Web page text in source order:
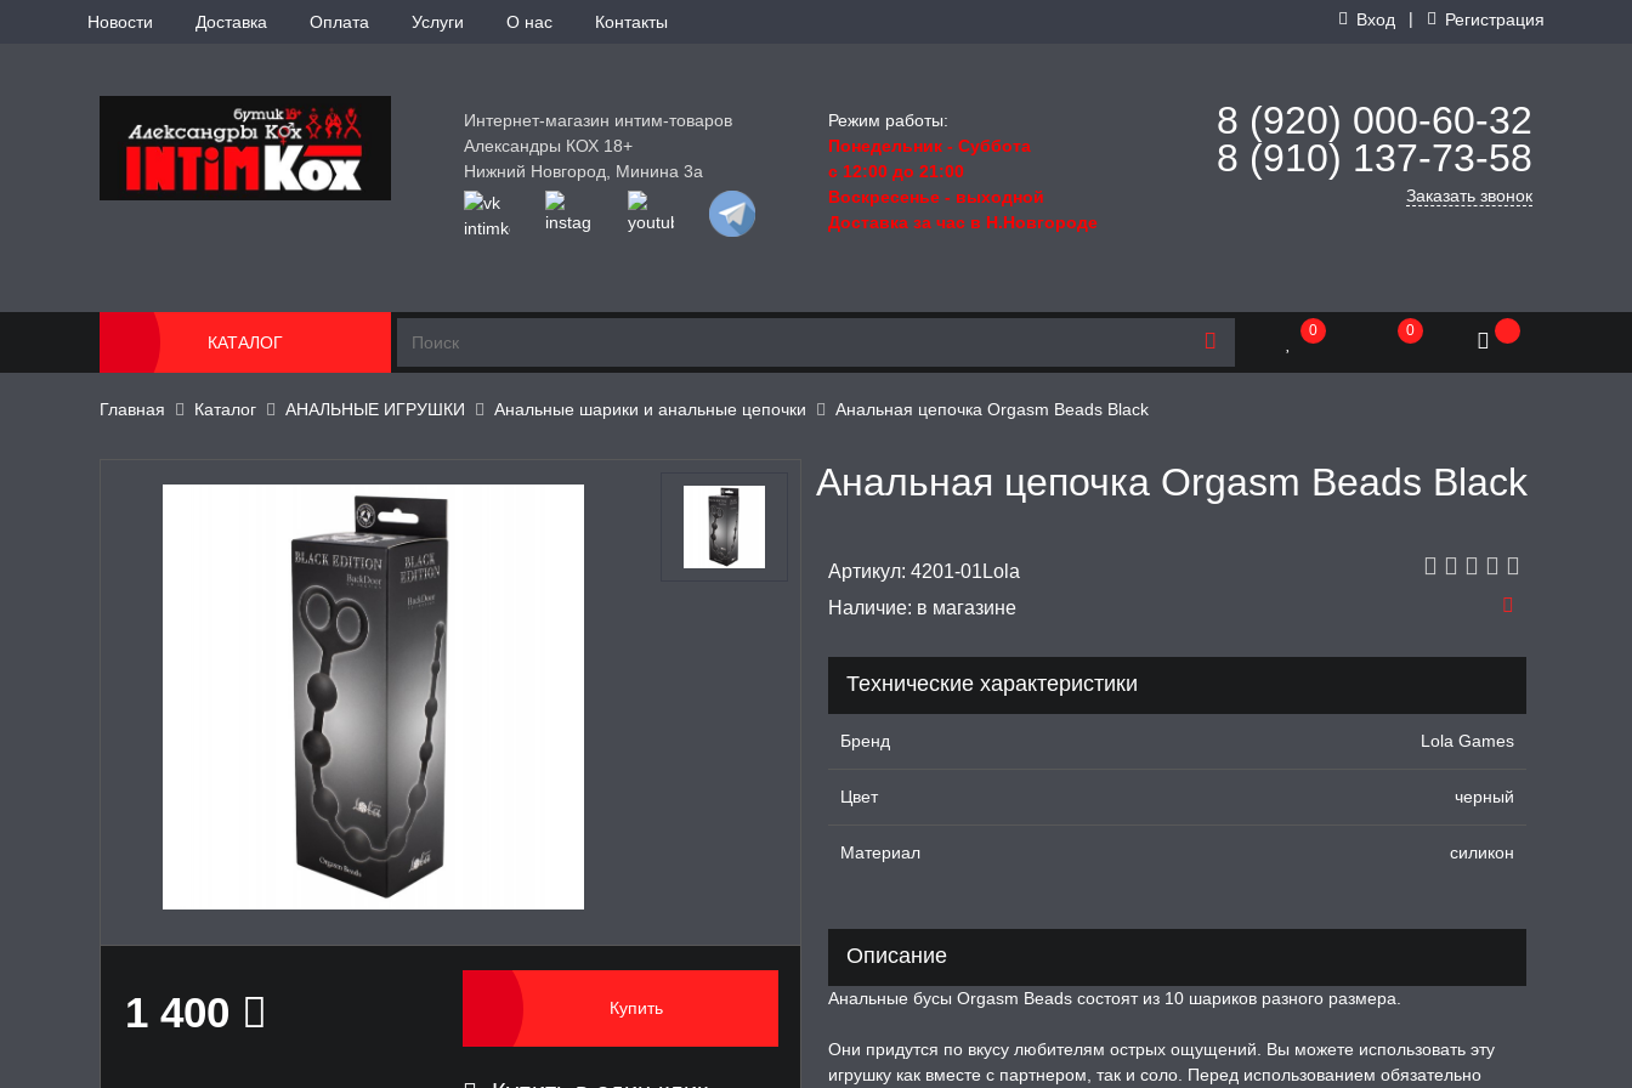
Новости Доставка Оплата Услуги О нас Контакты Вход | Регистрация
Интернет-магазин интим-товаров
Александры КОХ 18+
Нижний Новгород, Минина 3а
Режим работы:
Понедельник - Суббота
с 12:00 до 21:00
Воскресенье - выходной
Доставка за час в Н.Новгороде
8 (920) 000-60-32
8 (910) 137-73-58
Заказать звонок
КАТАЛОГ
0 0
Главная Каталог АНАЛЬНЫЕ ИГРУШКИ Анальные шарики и анальные цепочки Анальная цепочка Orgasm Beads Black
Анальная цепочка Orgasm Beads Black
1 400 Купить
Артикул: 4201-01Lola
Наличие: в магазине
Технические характеристики
Бренд Lola Games
Цвет черный
Материал силикон
Описание
Анальные бусы Orgasm Beads состоят из 10 шариков разного размера.
Они придутся по вкусу любителям острых ощущений. Вы можете использовать эту
игрушку как вместе с партнером, так и соло. Перед использованием обязательно